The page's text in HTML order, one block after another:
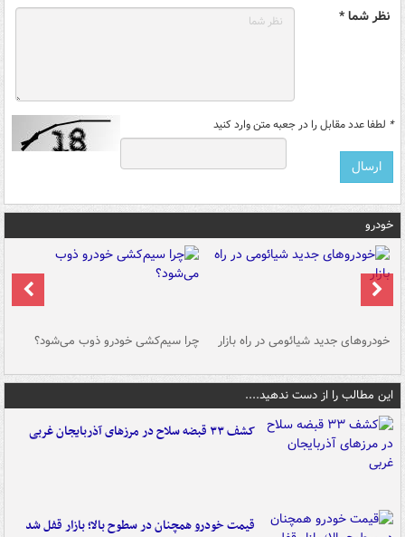
نظر شما *
* لطفا عدد مقابل را در جعبه متن وارد کنید
خودرو
خودروهای جدید شیائومی در راه بازار چرا سیم‌کشی خودرو ذوب می‌شود؟
این مطالب را از دست ندهید....
کشف ۳۳ قبضه سلاح در مرزهای آذربایجان غربی
قیمت خودرو همچنان در سطوح بالا؛ بازار قفل شد